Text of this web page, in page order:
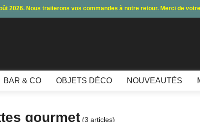
2026. Nous traiterons vos commandes à notre retour. Merci de
bancaire et paypal ne fonctionnent plus , merci de nous contacter
BAR & CO OBJETS DÉCO NOUVEAUTÉS
gourmet (3 articles)